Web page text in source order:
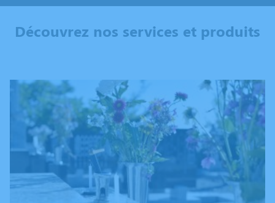
Découvrez nos services et produits